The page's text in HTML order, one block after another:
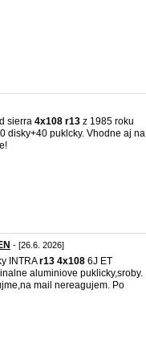
sierra 4x108 r13 z 1985 roku
disky+40 puklcky. Vhodne aj na
- [26.6. 2026]
INTRAr13 4x108 6J ET
aluminiove puklicky,sroby.
mail nereagujem. Po